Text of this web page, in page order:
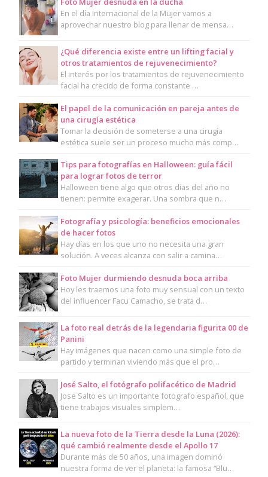
En el día Internacional de la Mujer vamos a
aprovechar nuestro blog para llenar de mensa…
¿Qué diferencia existe entre un lifting facial y
otros tratamientos de rejuvenecimiento?
El interés por los tratamientos de rejuvenecimiento
facial ha crecido de forma constante …
El papel de la comunicación en pareja antes de
una cirugía estética
Tomar la decisión de someterse a una cirugía
estética suele ser un proceso mucho más comp…
Tips para fotografías en Halloween: guía fácil
para lograr fotos de terror
Halloween tiene algo que otros días del año no
tienen: permite exagerar. Una sombra que n…
Fotografía y psicología: beneficios emocionales
de hacer fotos
Hay días en los que uno no necesita una gran
solución. A veces alcanza con salir a camina…
Foto Mujer durmiendo desnuda boca arriba
Hoy les traemos una foto muy sensual con un texto
del influencer Facu Camacho, se trata d…
La foto real detrás de la legendaria figurita 00 de
Panini
Hay imágenes que nacen como una simple foto de
partido y terminan viviendo más que el pro…
José Salto, el fotógrafo polifacético de Madrid
Jose Salto es un importante fotografo español, que
tiene trabajos visuales simplem…
La nueva foto de la Tierra desde la Luna (2026):
qué cambió realmente desde el Apollo 17
Durante más de 50 años, una imagen dominó
nuestra forma de ver el planeta: la famosa “Blu…